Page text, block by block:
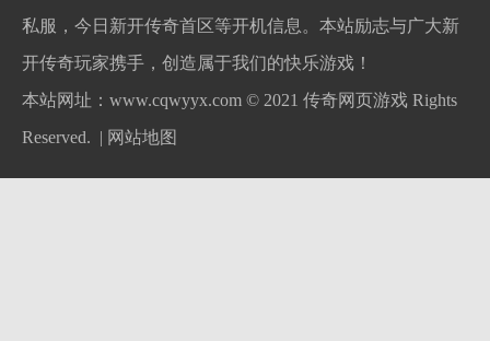
私服，今日新开传奇首区等开机信息。本站励志与广大新
开传奇玩家携手，创造属于我们的快乐游戏！
本站网址：www.cqwyyx.com © 2021 传奇网页游戏 Rights
Reserved. | 网站地图